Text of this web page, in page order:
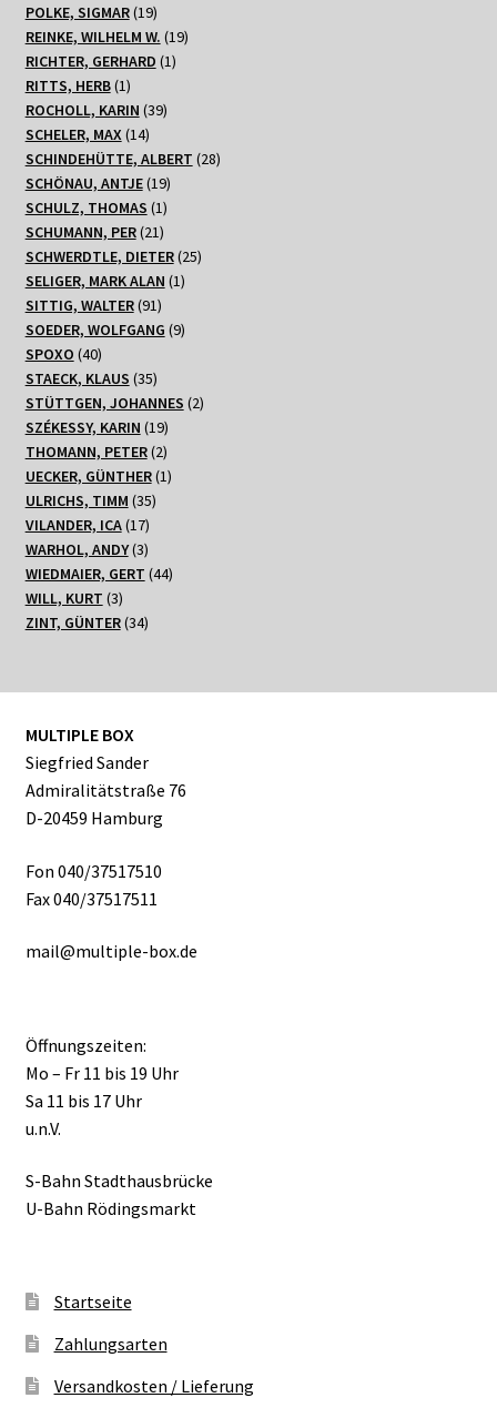
Produkte
POLKE, SIGMAR 1919
Produkte
REINKE, WILHELM W. 1919
RICHTER, GERHARD 11
RITTS, HERB 11
Produkt
ROCHOLL, KARIN 3939
SCHELER, MAX 1414
Produkte
SCHINDEHÜTTE, ALBERT 2828
SCHÖNAU, ANTJE 1919
Produkte
SCHULZ, THOMAS 11
Produkt
SCHUMANN, PER 2121
Produkte
SCHWERDTLE, DIETER 2525
SELIGER, MARK ALAN 11
SITTIG, WALTER 9191
Produkte
SOEDER, WOLFGANG 99
SPOXO 4040
Produkte
STAECK, KLAUS 3535
Produkte
STÜTTGEN, JOHANNES 22
SZÉKESSY, KARIN 1919
Produkte
THOMANN, PETER 22
Produkte
UECKER, GÜNTHER 11
ULRICHS, TIMM 3535
VILANDER, ICA 1717
Produkte
WARHOL, ANDY 33
Produkte
WIEDMAIER, GERT 4444
WILL, KURT 33
Produkte
ZINT, GÜNTER 3434
MULTIPLE BOX
Siegfried Sander
Admiralitätstraße 76
D-20459 Hamburg
Fon 040/37517510
Fax 040/37517511
mail@multiple-box.de
Öffnungszeiten:
Mo – Fr 11 bis 19 Uhr
Sa 11 bis 17 Uhr
u.n.V.
S-Bahn Stadthausbrücke
U-Bahn Rödingsmarkt
Startseite
Zahlungsarten
Versandkosten / Lieferung